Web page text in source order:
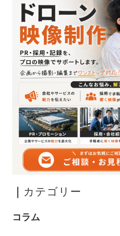
｜ カテゴリー
コラム